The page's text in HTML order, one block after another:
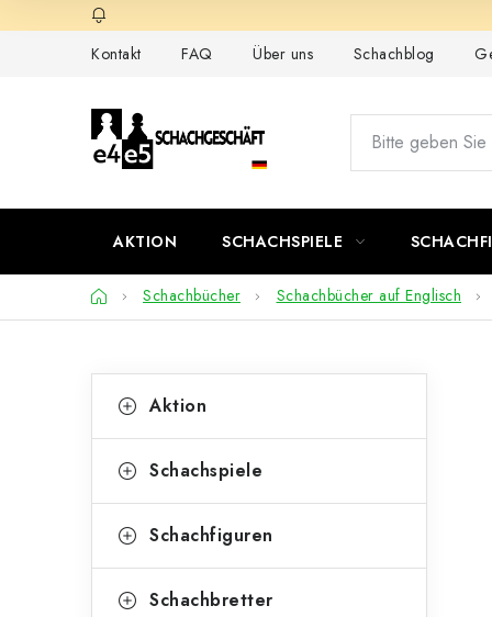
Inhalt
Kontakt
FAQ Über uns Schachblog
AKTION SCHACHSPIELE
StartseiteSchachbücher Schachbücher auf Englisch
e
t
e
überspringen
a
e
o
Aktion
Schachspiele
Schachfiguren
Schachbretter